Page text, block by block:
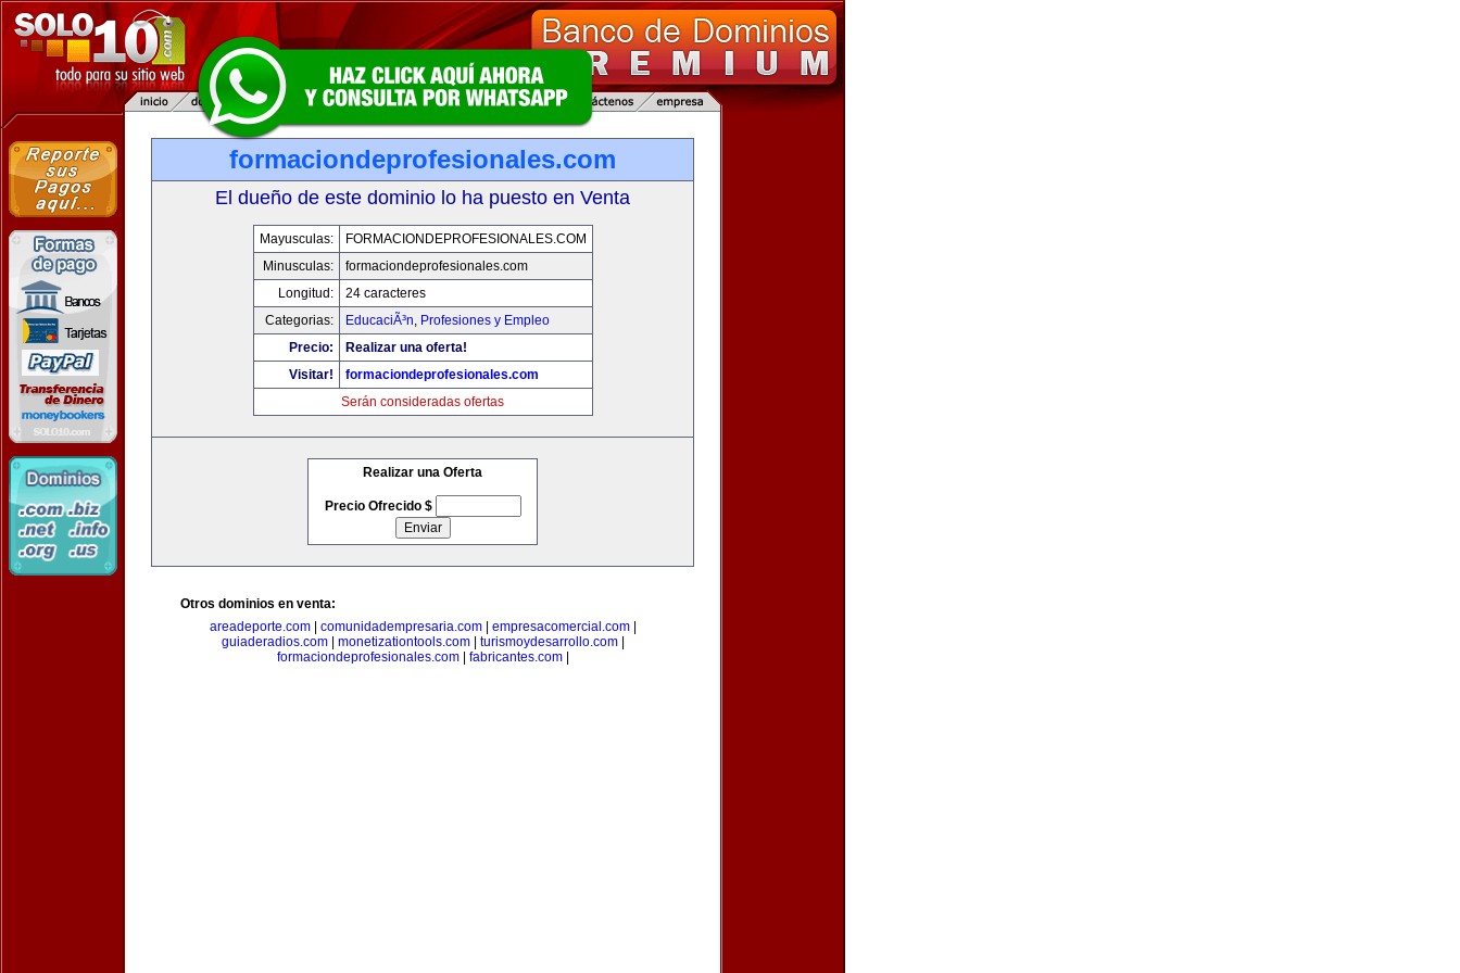
formaciondeprofesionales.com
El dueño de este dominio lo ha puesto en Venta
Mayusculas:
FORMACIONDEPROFESIONALES.COM
Minusculas:
formaciondeprofesionales.com
Longitud:
24 caracteres
Categorias:
EducaciÃ³n, Profesiones y Empleo
Precio:
Realizar una oferta!
Visitar!
formaciondeprofesionales.com
Serán consideradas ofertas
Realizar una Oferta
Precio Ofrecido $
Otros dominios en venta:
areadeporte.com| comunidadempresaria.com| empresacomercial.com|
guiaderadios.com| monetizationtools.com| turismoydesarrollo.com|
formaciondeprofesionales.com| fabricantes.com|